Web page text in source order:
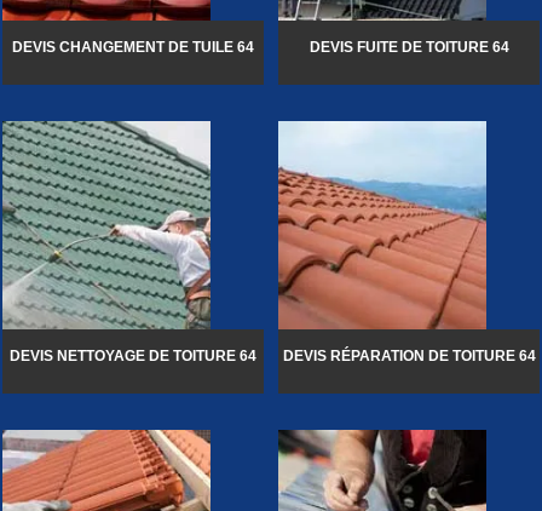
DEVIS CHANGEMENT DE TUILE 64 DEVIS FUITE DE TOITURE 64
DEVIS NETTOYAGE DE TOITURE 64 DEVIS RÉPARATION DE TOITURE 64